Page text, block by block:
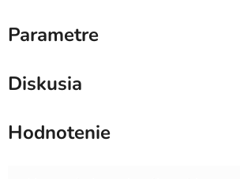
Parametre
Diskusia
Hodnotenie